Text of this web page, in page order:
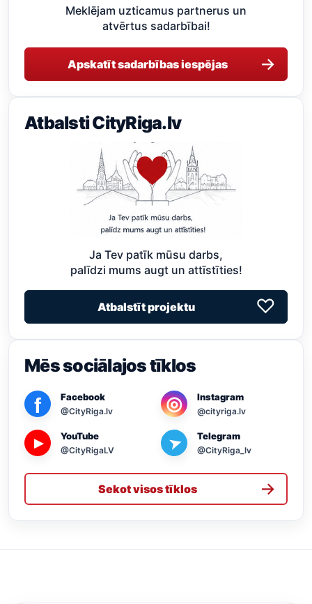
Meklējam uzticamus partnerus un
atvērtus sadarbībai!
Apskatīt sadarbības iespējas →
Atbalsti CityRiga.lv
Ja Tev patīk mūsu darbs,
palīdzi mums augt un attīstīties!
Atbalstīt projektu ♡
Mēs sociālajos tīklos
f Facebook
@CityRiga.lv ◎ Instagram
@cityriga.lv
▶
YouTube
@CityRigaLV ➤ Telegram
@CityRiga_lv
Sekot visos tīklos →